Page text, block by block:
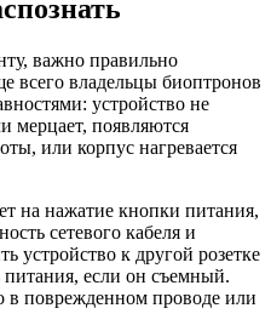
важно правильно
всего владельцы биоптронов
устройство не
мерцает, появляются
или корпус нагревается
на нажатие кнопки питания,
сетевого кабеля и
устройство к другой розетке
питания, если он съемный.
в поврежденном проводе или